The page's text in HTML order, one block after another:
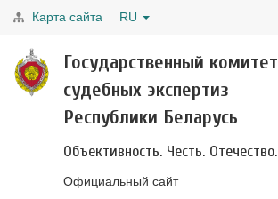
Карта сайта RU
Государственный комитет
судебных экспертиз
Республики Беларусь
Объективность. Честь. Отечество.
Официальный сайт